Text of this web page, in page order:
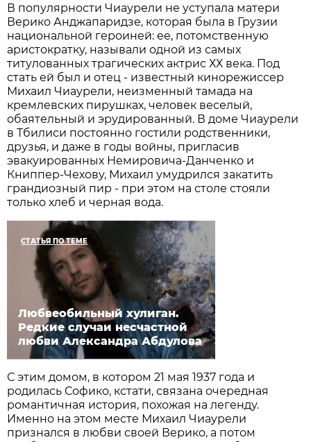
В популярности Чиаурели не уступала матери
Верико Анджапаридзе, которая была в Грузии
национальной героиней: ее, потомственную
аристократку, называли одной из самых
титулованных трагических актрис ХХ века. Под
стать ей был и отец - известный кинорежиссер
Михаил Чиаурели, неизменный тамада на
кремлевских пирушках, человек веселый,
обаятельный и эрудированный. В доме Чиаурели
в Тбилиси постоянно гостили родственники,
друзья, и даже в годы войны, пригласив
эвакуированных Немировича-Данченко и
Книппер-Чехову, Михаил умудрился закатить
грандиозный пир - при этом на столе стояли
только хлеб и черная вода.
СТАТЬЯ ПО ТЕМЕ
Любвеобильный хулиган.
Редкие случаи несчастной
любви Александра Абдулова
С этим домом, в котором 21 мая 1937 года и
родилась Софико, кстати, связана очередная
романтичная история, похожая на легенду.
Именно на этом месте Михаил Чиаурели
признался в любви своей Верико, а потом